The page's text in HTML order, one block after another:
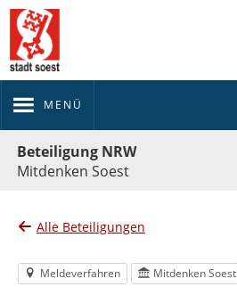
MENÜ
Beteiligung NRW
Mitdenken Soest
Alle Beteiligungen
Meldeverfahren Mitdenken Soest